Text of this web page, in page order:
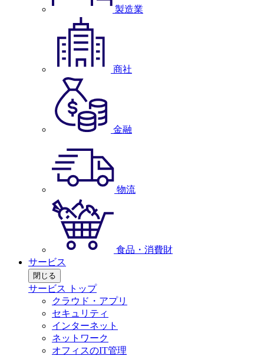
製造業
商社
金融
物流
食品・消費財
サービス
閉じる
サービス トップ
クラウド・アプリ
セキュリティ
インターネット
ネットワーク
オフィスのIT管理